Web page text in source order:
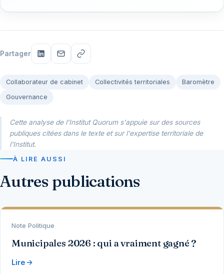
Partager
Collaborateur de cabinet Collectivités territoriales
Baromètre
Gouvernance
Cette analyse de l'Institut Quorum s'appuie sur des sources
publiques citées dans le texte et sur l'expertise territoriale de
l'Institut.
À LIRE AUSSI
Autres publications
Note Politique
Municipales 2026 : qui a vraiment gagné ?
Lire